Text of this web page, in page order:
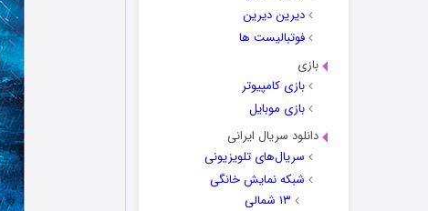
دیرین دیرین
فوتبالیست ها
بازی
بازی کامپیوتر
بازی موبایل
دانلود سریال ایرانی
سریال‌های تلویزیونی
شبکه نمایش خانگی
۱۳ شمالی